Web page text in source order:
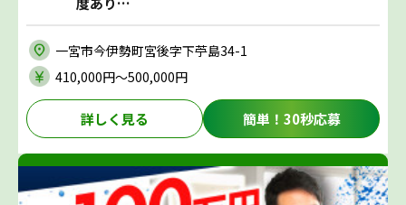
一宮市今伊勢町宮後字下苧島34-1
410,000円〜500,000円
詳しく見る 簡単！30秒応募